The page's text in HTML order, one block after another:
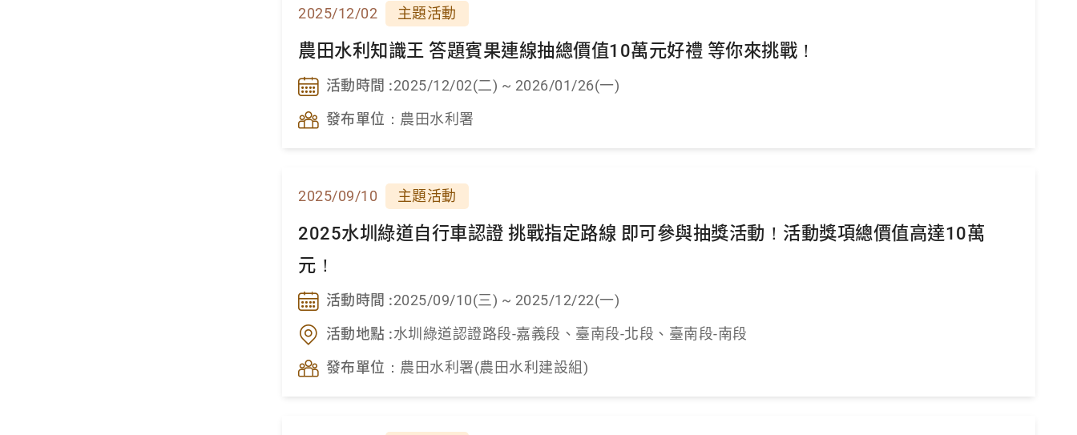
2025/12/02 主題活動
農田水利知識王 答題賓果連線抽總價值10萬元好禮 等你來挑戰！
活動時間 :2025/12/02(二) ~ 2026/01/26(一)
發布單位： 農田水利署
2025/09/10 主題活動
2025水圳綠道自行車認證 挑戰指定路線 即可參與抽獎活動！活動獎項總價值高達10萬
元！
活動時間 :2025/09/10(三) ~ 2025/12/22(一)
活動地點 :水圳綠道認證路段-嘉義段、臺南段-北段、臺南段-南段
發布單位： 農田水利署(農田水利建設組)